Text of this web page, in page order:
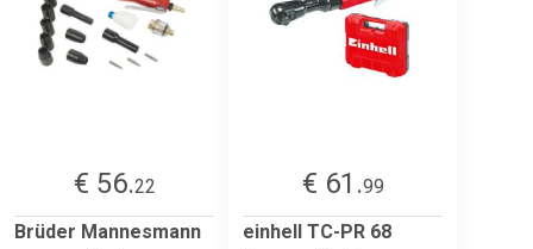
€ 56.22
Brüder Mannesmann
€ 61.99
einhell TC-PR 68